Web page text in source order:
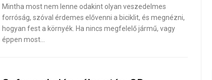
Mintha most nem lenne odakint olyan veszedelmes
forróság, szóval érdemes elővenni a biciklit, és megnézni,
hogyan fest a környék. Ha nincs megfelelő jármű, vagy
éppen most…